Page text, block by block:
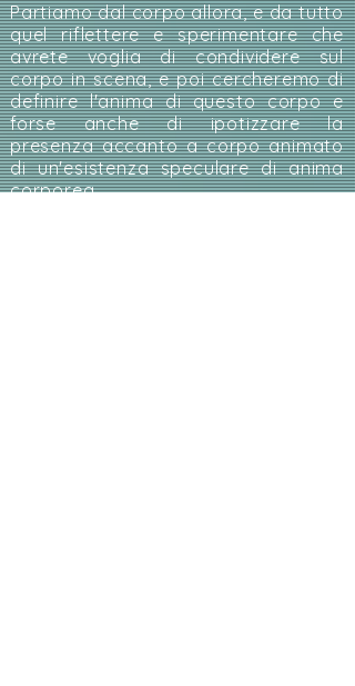
Partiamo dal corpo allora, e da tutto
quel riflettere e sperimentare che
avrete voglia di condividere sul
corpo in scena, e poi cercheremo di
definire l'anima di questo corpo e
forse anche di ipotizzare la
presenza accanto a corpo animato
di un'esistenza speculare di anima
corporea.